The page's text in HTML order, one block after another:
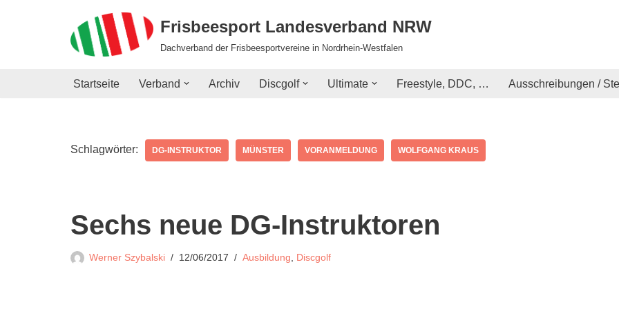
Frisbeesport Landesverband NRW
Dachverband der Frisbeesportvereine in Nordrhein-Westfalen
Startseite Verband Archiv Discgolf Ultimate Freestyle, DDC, … Ausschreibungen /
Schlagwörter: DG-INSTRUKTOR MÜNSTER VORANMELDUNG WOLFGANG KRAUS
Sechs neue DG-Instruktoren
Werner Szybalski 12/06/2017 Ausbildung, Discgolf